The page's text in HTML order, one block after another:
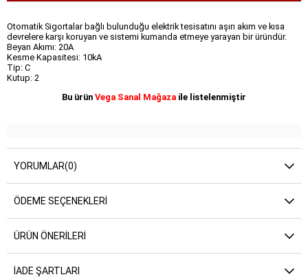
Otomatik Sigortalar bağlı bulunduğu elektrik tesisatını aşırı akım ve kısa
devrelere karşı koruyan ve sistemi kumanda etmeye yarayan bir üründür.
Beyan Akımı: 20A
Kesme Kapasitesi: 10kA
Tip: C
Kutup: 2
Bu ürün Vega Sanal Mağaza ile listelenmiştir
YORUMLAR(0)
ÖDEME SEÇENEKLERI
ÜRÜN ÖNERILERI
İADE ŞARTLARI